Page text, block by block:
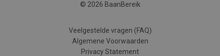
© 2026 BaanBereik
Veelgestelde vragen (FAQ)
Algemene Voorwaarden
Privacy Statement